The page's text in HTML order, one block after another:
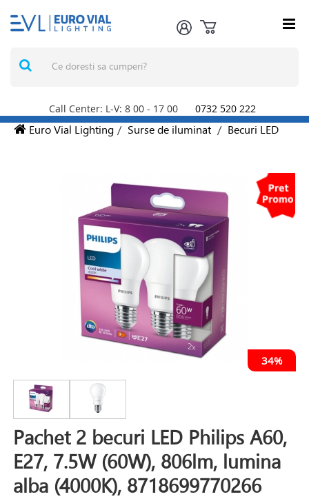
Call Center: L-V: 8 00 - 17 00 0732 520 222
Euro Vial Lighting / Surse de iluminat / Becuri LED
34%
Pachet 2 becuri LED Philips A60,
E27, 7.5W (60W), 806lm, lumina
alba (4000K), 8718699770266